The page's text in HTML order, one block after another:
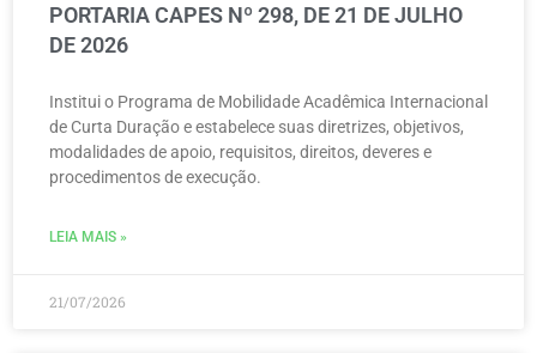
PORTARIA CAPES Nº 298, DE 21 DE JULHO
DE 2026
Institui o Programa de Mobilidade Acadêmica Internacional
de Curta Duração e estabelece suas diretrizes, objetivos,
modalidades de apoio, requisitos, direitos, deveres e
procedimentos de execução.
LEIA MAIS »
21/07/2026